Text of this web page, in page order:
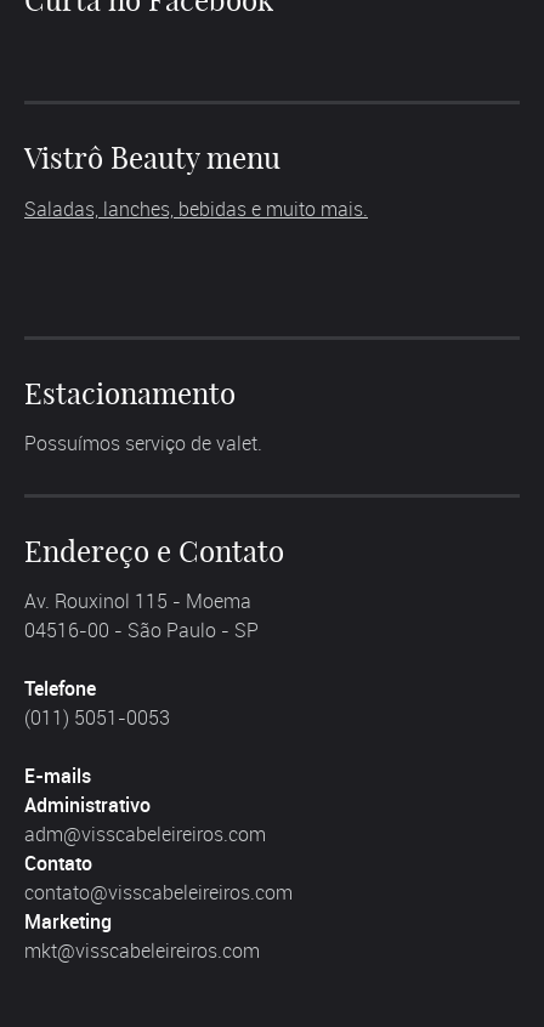
Vistrô Beauty menu
Saladas, lanches, bebidas e muito mais.
Estacionamento
Possuímos serviço de valet.
Endereço e Contato
Av. Rouxinol 115 - Moema
04516-00 - São Paulo - SP
Telefone
(011) 5051-0053
E-mails
Administrativo
adm@visscabeleireiros.com
Contato
contato@visscabeleireiros.com
Marketing
mkt@visscabeleireiros.com